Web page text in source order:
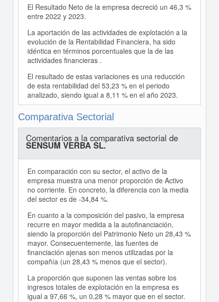
El Resultado Neto de la empresa decreció un 46,3 %
entre 2022 y 2023.
La aportación de las actividades de explotación a la
evolución de la Rentabilidad Financiera, ha sido
idéntica en términos porcentuales que la de las
actividades financieras .
El resultado de estas variaciones es una reducción
de esta rentabilidad del 53,23 % en el periodo
analizado, siendo igual a 8,11 % en el año 2023.
Comparativa Sectorial
Comentarios a la comparativa sectorial de
SENSUM VERBA SL.
En comparación con su sector, el activo de la
empresa muestra una menor proporción de Activo
no corriente. En concreto, la diferencia con la media
del sector es de -34,84 %.
En cuanto a la composición del pasivo, la empresa
recurre en mayor medida a la autofinanciación,
siendo la proporción del Patrimonio Neto un 28,43 %
mayor. Consecuentemente, las fuentes de
financiación ajenas son menos utilizadas por la
compañía (un 28,43 % menos que el sector).
La proporción que suponen las ventas sobre los
ingresos totales de explotación en la empresa es
igual a 97,66 %, un 0,28 % mayor que en el sector.